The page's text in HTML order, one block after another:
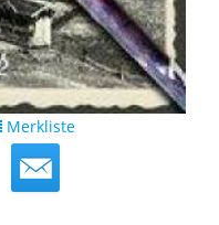
Merkliste